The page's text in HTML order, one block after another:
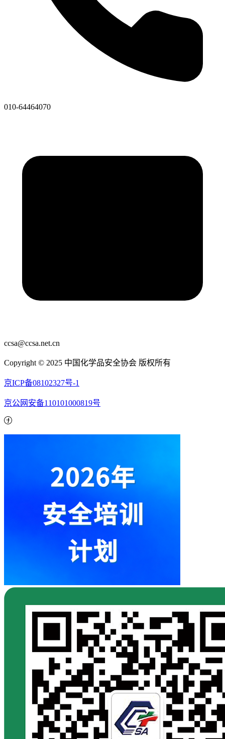
010-64464070
ccsa@ccsa.net.cn
Copyright © 2025 中国化学品安全协会 版权所有
京ICP备08102327号-1
京公网安备110101000819号